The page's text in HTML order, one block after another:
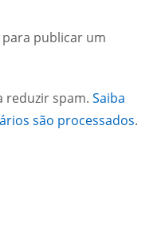
para publicar um
reduzir spam.Saiba
são processados.